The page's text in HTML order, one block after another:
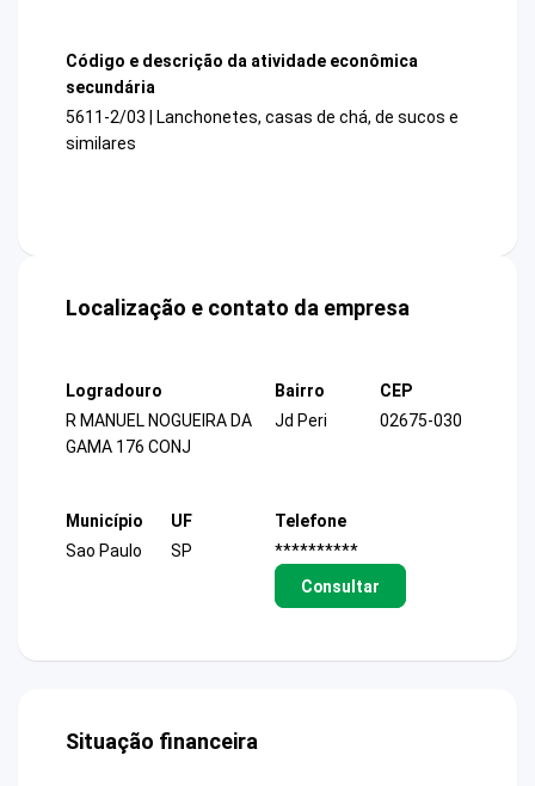
Código e descrição da atividade econômica
secundária
5611-2/03 | Lanchonetes, casas de chá, de sucos e
similares
Localização e contato da empresa
Logradouro
R MANUEL NOGUEIRA DA
GAMA 176 CONJ
Bairro
Jd Peri
CEP
02675-030
Município
Sao Paulo
UF
SP
Telefone
**********
Consultar
Situação financeira